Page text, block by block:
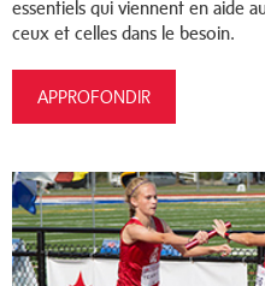
essentiels qui viennent en aide
ceux et celles dans le besoin.
APPROFONDIR